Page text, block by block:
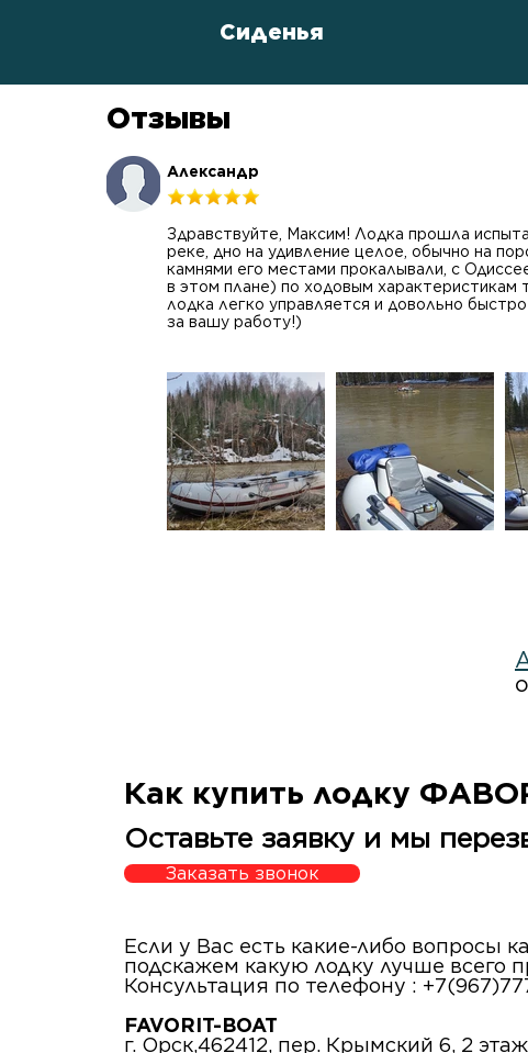
Сиденья
Отзывы
Александр
Здравствуйте, Максим! Лодка прошла
реке, дно на удивление целое, обычно на
камнями его местами прокалывали, с
в этом плане) по ходовым характеристикам
лодка легко управляется и довольно
за вашу работу!)
Как купить лодку
Оставьте заявку и мы
Заказать звонок
Если у Вас есть какие-либо вопросы
подскажем какую лодку лучше всего
Консультация по телефону :
FAVORIT-BOAT
г. Орск,462412, пер. Крымский 6, 2 этаж